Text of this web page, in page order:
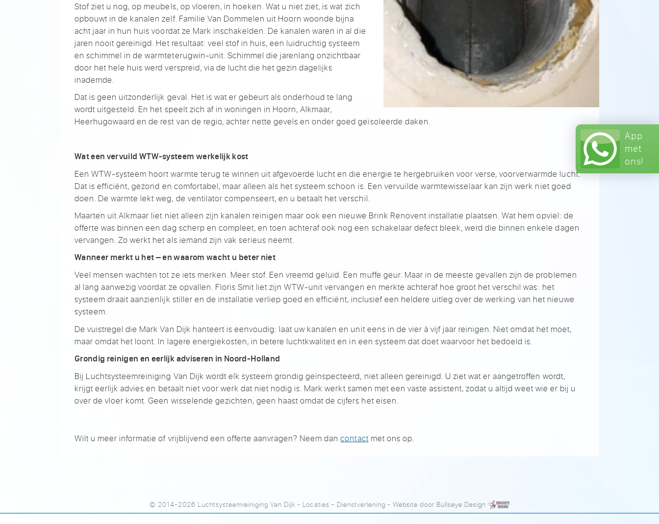
App
met
ons!
Stof ziet u nog, op meubels, op vloeren, in hoeken. Wat u niet ziet, is wat zich
opbouwt in de kanalen zelf. Familie Van Dommelen uit Hoorn woonde bijna
acht jaar in hun huis voordat ze Mark inschakelden. De kanalen waren in al die
jaren nooit gereinigd. Het resultaat: veel stof in huis, een luidruchtig systeem
en schimmel in de warmteterugwin-unit. Schimmel die jarenlang onzichtbaar
door het hele huis werd verspreid, via de lucht die het gezin dagelijks
inademde.
Dat is geen uitzonderlijk geval. Het is wat er gebeurt als onderhoud te lang
wordt uitgesteld. En het speelt zich af in woningen in Hoorn, Alkmaar,
Heerhugowaard en de rest van de regio, achter nette gevels en onder goed geïsoleerde daken.
Wat een vervuild WTW-systeem werkelijk kost
Een WTW-systeem hoort warmte terug te winnen uit afgevoerde lucht en die energie te hergebruiken voor verse, voorverwarmde lucht.
Dat is efficiënt, gezond en comfortabel, maar alleen als het systeem schoon is. Een vervuilde warmtewisselaar kan zijn werk niet goed
doen. De warmte lekt weg, de ventilator compenseert, en u betaalt het verschil.
Maarten uit Alkmaar liet niet alleen zijn kanalen reinigen maar ook een nieuwe Brink Renovent installatie plaatsen. Wat hem opviel: de
offerte was binnen een dag scherp en compleet, en toen achteraf ook nog een schakelaar defect bleek, werd die binnen enkele dagen
vervangen. Zo werkt het als iemand zijn vak serieus neemt.
Wanneer merkt u het – en waarom wacht u beter niet
Veel mensen wachten tot ze iets merken. Meer stof. Een vreemd geluid. Een muffe geur. Maar in de meeste gevallen zijn de problemen
al lang aanwezig voordat ze opvallen. Floris Smit liet zijn WTW-unit vervangen en merkte achteraf hoe groot het verschil was: het
systeem draait aanzienlijk stiller en de installatie verliep goed en efficiënt, inclusief een heldere uitleg over de werking van het nieuwe
systeem.
De vuistregel die Mark Van Dijk hanteert is eenvoudig: laat uw kanalen en unit eens in de vier à vijf jaar reinigen. Niet omdat het moet,
maar omdat het loont. In lagere energiekosten, in betere luchtkwaliteit en in een systeem dat doet waarvoor het bedoeld is.
Grondig reinigen en eerlijk adviseren in Noord-Holland
Bij Luchtsysteemreiniging Van Dijk wordt elk systeem grondig geïnspecteerd, niet alleen gereinigd. U ziet wat er aangetroffen wordt,
krijgt eerlijk advies en betaalt niet voor werk dat niet nodig is. Mark werkt samen met een vaste assistent, zodat u altijd weet wie er bij u
over de vloer komt. Geen wisselende gezichten, geen haast omdat de cijfers het eisen.
Wilt u meer informatie of vrijblijvend een offerte aanvragen? Neem dancontact met ons op.
© 2014-2026 Luchtsysteemreiniging Van Dijk- Locaties - Dienstverlening - Website door Bullseye Design